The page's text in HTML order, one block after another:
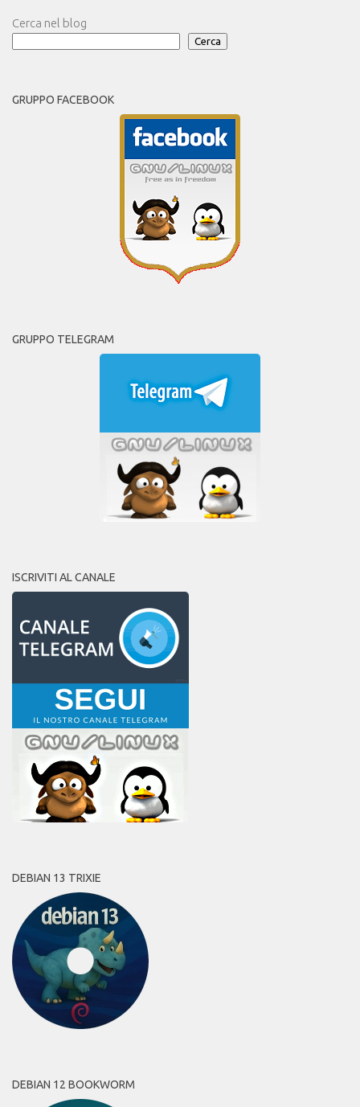
Cerca nel blog
Cerca
GRUPPO FACEBOOK
GRUPPO TELEGRAM
ISCRIVITI AL CANALE
DEBIAN 13 TRIXIE
DEBIAN 12 BOOKWORM